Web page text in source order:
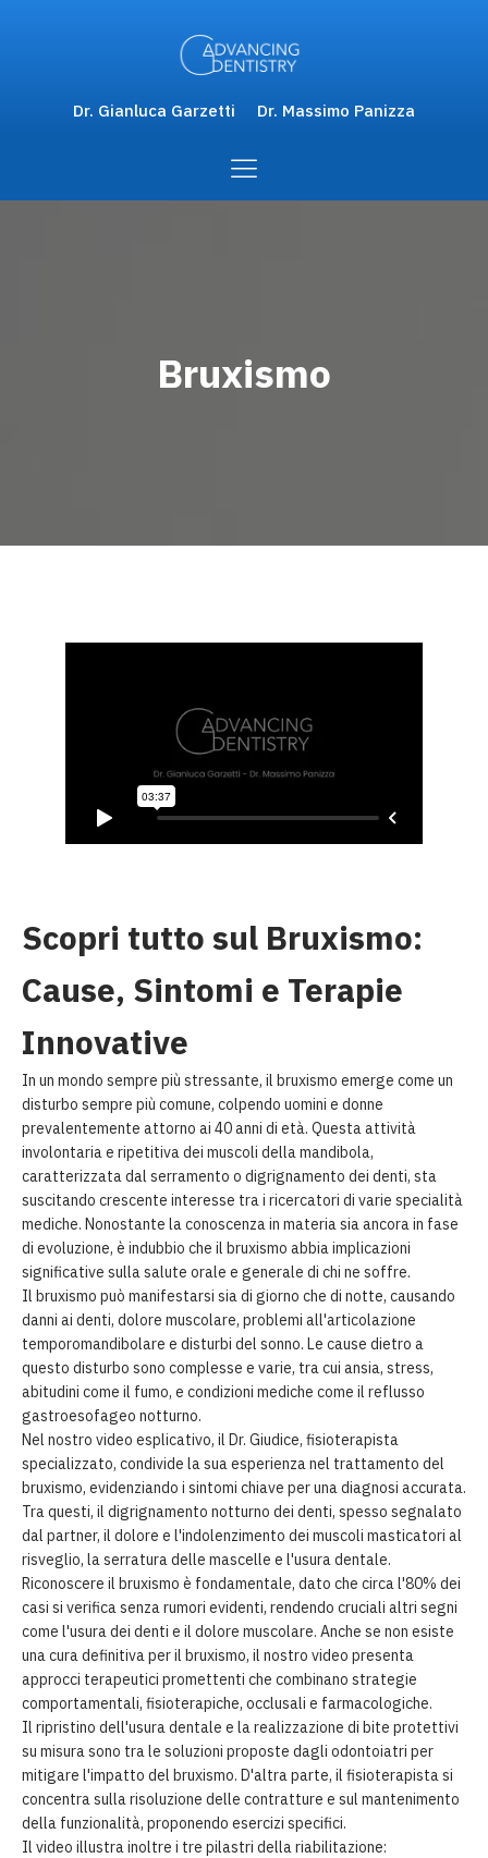
Dr. Gianluca Garzetti Dr. Massimo Panizza
Bruxismo
Scopri tutto sul Bruxismo:
Cause, Sintomi e Terapie
Innovative
In un mondo sempre più stressante, il bruxismo emerge come un
disturbo sempre più comune, colpendo uomini e donne
prevalentemente attorno ai 40 anni di età. Questa attività
involontaria e ripetitiva dei muscoli della mandibola,
caratterizzata dal serramento o digrignamento dei denti, sta
suscitando crescente interesse tra i ricercatori di varie specialità
mediche. Nonostante la conoscenza in materia sia ancora in fase
di evoluzione, è indubbio che il bruxismo abbia implicazioni
significative sulla salute orale e generale di chi ne soffre.
Il bruxismo può manifestarsi sia di giorno che di notte, causando
danni ai denti, dolore muscolare, problemi all'articolazione
temporomandibolare e disturbi del sonno. Le cause dietro a
questo disturbo sono complesse e varie, tra cui ansia, stress,
abitudini come il fumo, e condizioni mediche come il reflusso
gastroesofageo notturno.
Nel nostro video esplicativo, il Dr. Giudice, fisioterapista
specializzato, condivide la sua esperienza nel trattamento del
bruxismo, evidenziando i sintomi chiave per una diagnosi accurata.
Tra questi, il digrignamento notturno dei denti, spesso segnalato
dal partner, il dolore e l'indolenzimento dei muscoli masticatori al
risveglio, la serratura delle mascelle e l'usura dentale.
Riconoscere il bruxismo è fondamentale, dato che circa l'80% dei
casi si verifica senza rumori evidenti, rendendo cruciali altri segni
come l'usura dei denti e il dolore muscolare. Anche se non esiste
una cura definitiva per il bruxismo, il nostro video presenta
approcci terapeutici promettenti che combinano strategie
comportamentali, fisioterapiche, occlusali e farmacologiche.
Il ripristino dell'usura dentale e la realizzazione di bite protettivi
su misura sono tra le soluzioni proposte dagli odontoiatri per
mitigare l'impatto del bruxismo. D'altra parte, il fisioterapista si
concentra sulla risoluzione delle contratture e sul mantenimento
della funzionalità, proponendo esercizi specifici.
Il video illustra inoltre i tre pilastri della riabilitazione: